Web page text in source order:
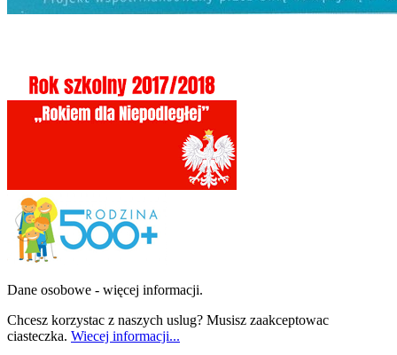
Dane osobowe - więcej informacji.
Chcesz korzystac z naszych uslug? Musisz zaakceptowac
ciasteczka. Wiecej informacji...